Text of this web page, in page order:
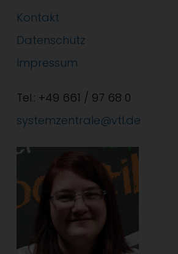
Kontakt
Datenschutz
Impressum
Tel.: +49 661 / 97 68 0
systemzentrale@vtl.de